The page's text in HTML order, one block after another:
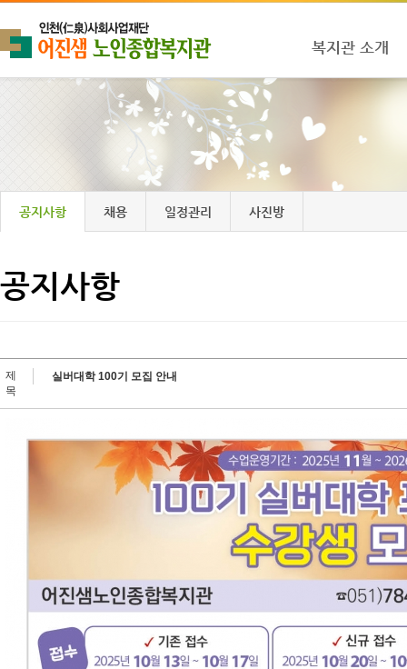
복지관 소개
공지사항 채용 일정관리 사진방
공지사항
제
목
실버대학 100기 모집 안내